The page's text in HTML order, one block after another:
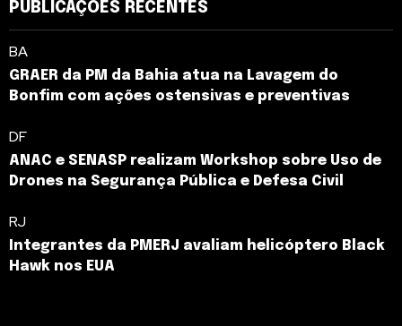
PUBLICAÇÕES RECENTES
BA
GRAER da PM da Bahia atua na Lavagem do
Bonfim com ações ostensivas e preventivas
DF
ANAC e SENASP realizam Workshop sobre Uso de
Drones na Segurança Pública e Defesa Civil
RJ
Integrantes da PMERJ avaliam helicóptero Black
Hawk nos EUA